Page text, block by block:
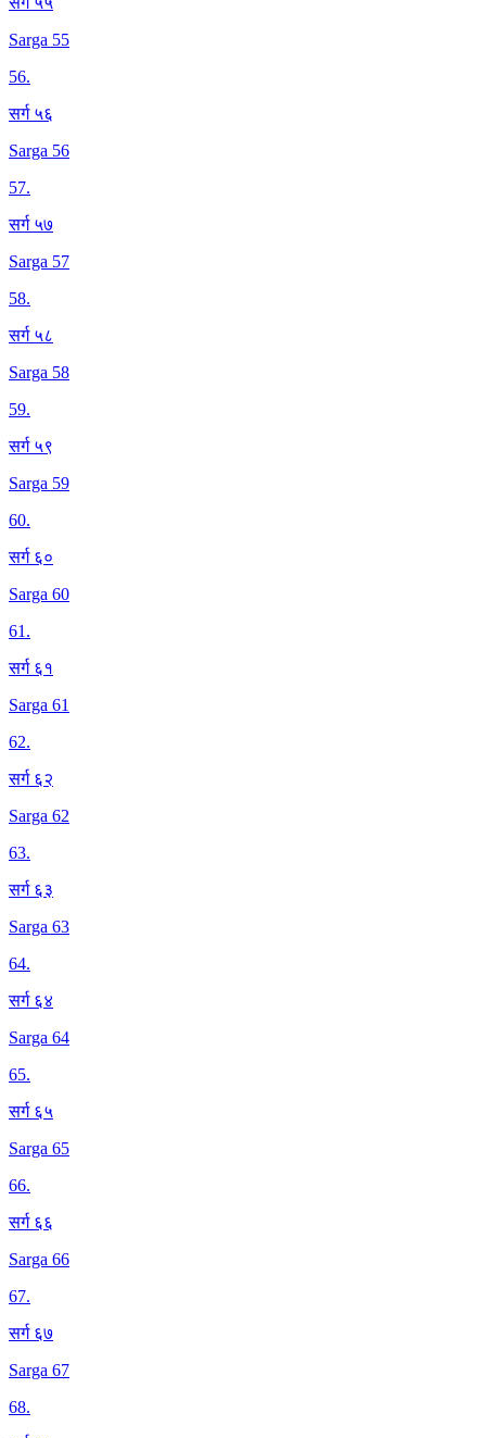
Sarga 55
56.
सर्ग ५६
Sarga 56
57.
सर्ग ५७
Sarga 57
58.
सर्ग ५८
Sarga 58
59.
सर्ग ५९
Sarga 59
60.
सर्ग ६०
Sarga 60
61.
सर्ग ६१
Sarga 61
62.
सर्ग ६२
Sarga 62
63.
सर्ग ६३
Sarga 63
64.
सर्ग ६४
Sarga 64
65.
सर्ग ६५
Sarga 65
66.
सर्ग ६६
Sarga 66
67.
सर्ग ६७
Sarga 67
68.